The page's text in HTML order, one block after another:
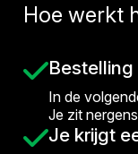
Hoe werkt
In de
Je zit
Je krijgt